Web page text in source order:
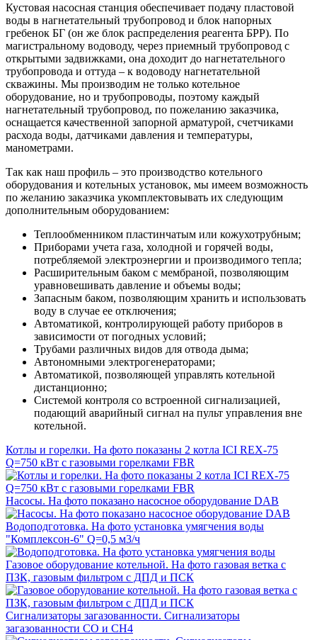
Кустовая насосная станция обеспечивает подачу пластовой
воды в нагнетательный трубопровод и блок напорных
гребенок БГ (он же блок распределения реагента БРР). По
магистральному водоводу, через приемный трубопровод с
открытыми задвижками, она доходит до нагнетательного
трубопровода и оттуда – к водоводу нагнетательной
скважины. Мы производим не только котельное
оборудование, но и трубопроводы, поэтому каждый
нагнетательный трубопровод, по пожеланию заказчика,
оснащается качественной запорной арматурой, счетчиками
расхода воды, датчиками давления и температуры,
манометрами.
Так как наш профиль – это производство котельного
оборудования и котельных установок, мы имеем возможность
по желанию заказчика укомплектовывать их следующим
дополнительным оборудованием:
Теплообменником пластинчатым или кожухотрубным;
Приборами учета газа, холодной и горячей воды,
потребляемой электроэнергии и производимого тепла;
Расширительным баком с мембраной, позволяющим
уравновешивать давление и объемы воды;
Запасным баком, позволяющим хранить и использовать
воду в случае ее отключения;
Автоматикой, контролирующей работу приборов в
зависимости от погодных условий;
Трубами различных видов для отвода дыма;
Автономными электрогенераторами;
Автоматикой, позволяющей управлять котельной
дистанционно;
Системой контроля со встроенной сигнализацией,
подающий аварийный сигнал на пульт управления вне
котельной.
Котлы и горелки. На фото показаны 2 котла ICI REX-75
Q=750 кВт с газовыми горелками FBR
Насосы. На фото показано насосное оборудование DAB
Водоподготовка. На фото установка умягчения воды
"Комплексон-6" Q=0,5 м3/ч
Газовое оборудование котельной. На фото газовая ветка с
ПЗК, газовым фильтром с ДПД и ПСК
Сигнализаторы загазованности. Сигнализаторы
загазованности CO и СН4